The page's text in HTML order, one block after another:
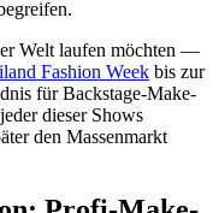
Welt laufen möchten —
Fashion Week bis zur
für Backstage-Make-
dieser Shows
den Massenmarkt